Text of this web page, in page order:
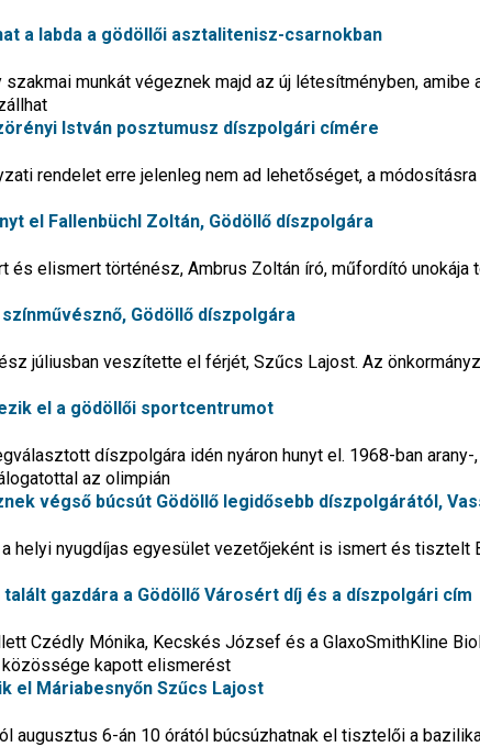
a labda a gödöllői asztalitenisz-csarnokban
munkát végeznek majd az új létesítményben, amibe
István posztumusz díszpolgári címére
rendelet erre jelenleg nem ad lehetőséget, a
el Fallenbüchl Zoltán, Gödöllő díszpolgára
és elismert történész, Ambrus Zoltán író, műfordító unokája
Gödöllő díszpolgára
júliusban veszítette el férjét, Szűcs Lajost. Az
el a gödöllői sportcentrumot
díszpolgára idén nyáron hunyt el. 1968-ban
az olimpián
végső búcsút Gödöllő legidősebb díszpolgárától,
helyi nyugdíjas egyesület vezetőjeként is ismert és tisztelt
gazdára a Gödöllő Városért díj és a díszpolgári cím
Czédly Mónika, Kecskés József és a GlaxoSmithKline
közössége kapott elismerést
el Máriabesnyőn Szűcs Lajost
augusztus 6-án 10 órától búcsúzhatnak el tisztelői a